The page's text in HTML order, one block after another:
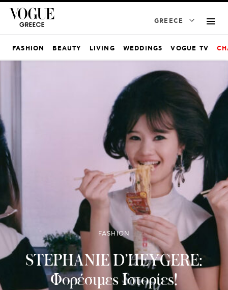
GREECE
FASHION BEAUTY LIVING WEDDINGS VOGUE TV
FASHION
STEPHANIE D’HEYGERE:
Φορέσιμες Ιστορίες!